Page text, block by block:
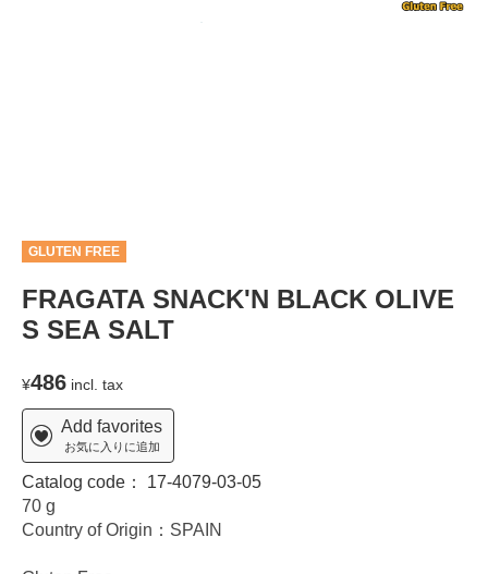
GLUTEN FREE
FRAGATA SNACK'N BLACK OLIVE
S SEA SALT
¥486 incl. tax
Add favorites
お気に入りに追加
Catalog code： 17-4079-03-05
70 g
Country of Origin：SPAIN